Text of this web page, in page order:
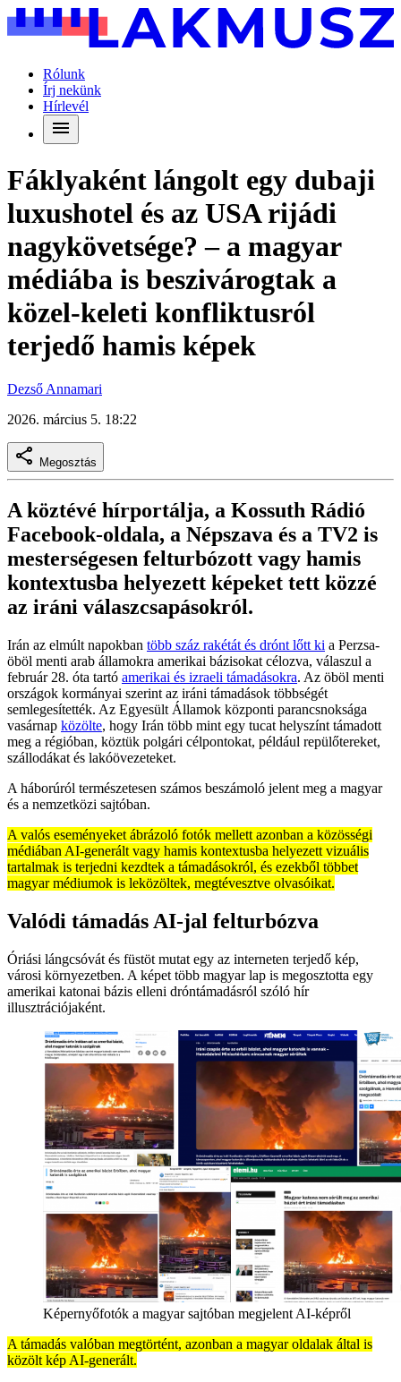
Rólunk
Írj nekünk
Hírlevél
Fáklyaként lángolt egy dubaji
luxushotel és az USA rijádi
nagykövetsége? – a magyar
médiába is beszivárogtak a
közel-keleti konfliktusról
terjedő hamis képek
Dezső Annamari
2026. március 5. 18:22
Megosztás
A köztévé hírportálja, a Kossuth Rádió
Facebook-oldala, a Népszava és a TV2 is
mesterségesen felturbózott vagy hamis
kontextusba helyezett képeket tett közzé
az iráni válaszcsapásokról.
Irán az elmúlt napokban több száz rakétát és drónt lőtt ki a Perzsa-
öböl menti arab államokra amerikai bázisokat célozva, válaszul a
február 28. óta tartó amerikai és izraeli támadásokra. Az öböl menti
országok kormányai szerint az iráni támadások többségét
semlegesítették. Az Egyesült Államok központi parancsnoksága
vasárnap közölte, hogy Irán több mint egy tucat helyszínt támadott
meg a régióban, köztük polgári célpontokat, például repülőtereket,
szállodákat és lakóövezeteket.
A háborúról természetesen számos beszámoló jelent meg a magyar
és a nemzetközi sajtóban.
A valós eseményeket ábrázoló fotók mellett azonban a közösségi
médiában AI-generált vagy hamis kontextusba helyezett vizuális
tartalmak is terjedni kezdtek a támadásokról, és ezekből többet
magyar médiumok is leközöltek, megtévesztve olvasóikat.
Valódi támadás AI-jal felturbózva
Óriási lángcsóvát és füstöt mutat egy az interneten terjedő kép,
városi környezetben. A képet több magyar lap is megosztotta egy
amerikai katonai bázis elleni dróntámadásról szóló hír
illusztrációjaként.
Képernyőfotók a magyar sajtóban megjelent AI-képről
A támadás valóban megtörtént, azonban a magyar oldalak által is
közölt kép AI-generált.